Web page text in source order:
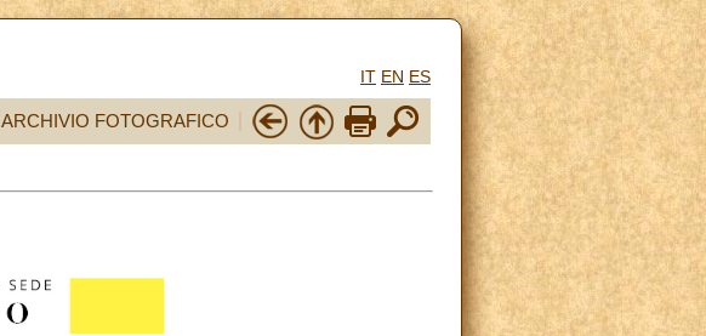
IT EN ES
ARCHIVIO FOTOGRAFICO